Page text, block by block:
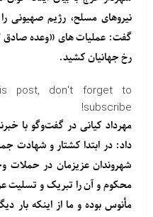
نیروهای مسلح، رژیم صهیونی
رخ جهانیان کشید.
post, don't forget to
subscribe!
مهرداد کیانی در گفت‌وگو با
داد: در ابتدا کشتار و شهادت
شهروندان عزیزمان در حملات
محکوم و آن را تبریک و تسلیت
مأنوس بوده و ما از اینکه بار